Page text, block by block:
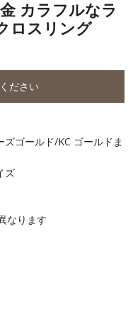
カラフルなラ
ロスリング
ださい
ゴールド/KC ゴールドま
ズ
なります